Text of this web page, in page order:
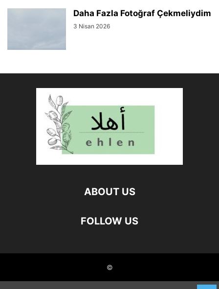
Daha Fazla Fotoğraf Çekmeliydim
3 Nisan 2026
ABOUT US
FOLLOW US
©